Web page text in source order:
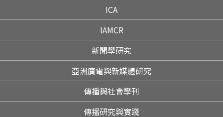
ICA
IAMCR
新聞學研究
亞洲廣電與新媒體研究
傳播與社會學刊
傳播研究與實踐